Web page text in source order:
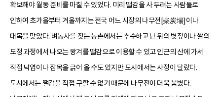
확보해야 월동 준비를 마칠 수 있었다. 미리 땔감을 사 두려는 사람들로
인하여 초가을부터 겨울까지는 전국 어느 시장의 나무전[柴炭場]이나
대목을 맞았다. 벼농사를 짓는 농촌에서는 추수하고 난 뒤의 볏짚이나 쌀의
도정 과정에서 나오는 왕겨를 땔감으로 이용할 수 있고 인근의 산에 가서
직접 낙엽이나 잡목을 긁어 올 수도 있지만 도시에서는 사정이 달랐다.
도시에서는 땔감을 직접 구할 수 없기 때문에 나무전이 더욱 붐볐다.